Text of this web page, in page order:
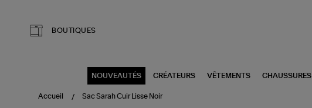
BOUTIQUES
NOUVEAUTÉS CRÉATEURS VÊTEMENTS CHAUSSURES
Accueil Sac Sarah Cuir Lisse Noir